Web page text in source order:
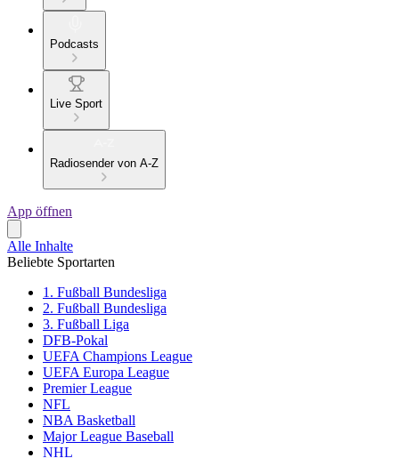
Podcasts
Live Sport
Radiosender von A-Z
App öffnen
Alle Inhalte
Beliebte Sportarten
1. Fußball Bundesliga
2. Fußball Bundesliga
3. Fußball Liga
DFB-Pokal
UEFA Champions League
UEFA Europa League
Premier League
NFL
NBA Basketball
Major League Baseball
NHL